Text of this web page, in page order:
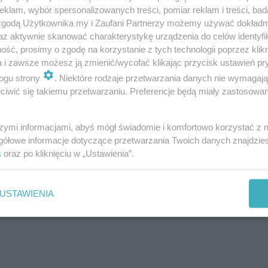
śmierć za próbę królobójstwa, oraz
science fiction i kina poetyckiego.
za jedną z najbardziej oryginalnych
na obcej planecie. W nieznanym miejscu
stwarza również przestrzeń do rozmowy o
prelekcje Piotra Pękali i dyskusje z
i unikatowe pod względem
wybór spersonalizowanych treści, pomiar reklam i treści,
Użytkownika my i Zaufani Partnerzy możemy używać
aktywnie skanować charakterystykę urządzenia do celów
prosimy o zgodę na korzystanie z tych technologii poprzez
i zawsze możesz ją zmienić/wycofać klikając przycisk ustawień
strony
. Niektóre rodzaje przetwarzania danych nie
się takiemu przetwarzaniu. Preferencje będą miały
informacjami, abyś mógł świadomie i komfortowo korzystać z
informacje dotyczące przetwarzania Twoich danych
oraz po kliknięciu w „Ustawienia”.
USTAWIENIA